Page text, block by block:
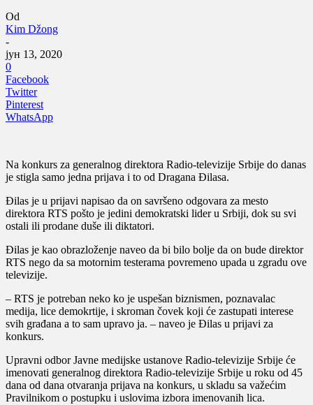
Od
Kim Džong
-
јун 13, 2020
0
Facebook
Twitter
Pinterest
WhatsApp
Na konkurs za generalnog direktora Radio-televizije Srbije do danas
je stigla samo jedna prijava i to od Dragana Đilasa.
Đilas je u prijavi napisao da on savršeno odgovara za mesto
direktora RTS pošto je jedini demokratski lider u Srbiji, dok su svi
ostali ili prodane duše ili diktatori.
Đilas je kao obrazloženje naveo da bi bilo bolje da on bude direktor
RTS nego da sa motornim testerama povremeno upada u zgradu ove
televizije.
– RTS je potreban neko ko je uspešan biznismen, poznavalac
medija, lice demokrtije, i skroman čovek koji će zastupati interese
svih građana a to sam upravo ja. – naveo je Đilas u prijavi za
konkurs.
Upravni odbor Javne medijske ustanove Radio-televizije Srbije će
imenovati generalnog direktora Radio-televizije Srbije u roku od 45
dana od dana otvaranja prijava na konkurs, u skladu sa važećim
Pravilnikom o postupku i uslovima izbora imenovanih lica.